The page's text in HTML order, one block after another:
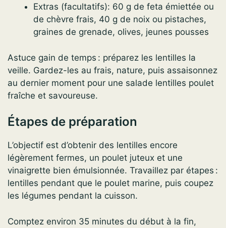
Extras (facultatifs): 60 g de feta émiettée ou
de chèvre frais, 40 g de noix ou pistaches,
graines de grenade, olives, jeunes pousses
Astuce gain de temps : préparez les lentilles la
veille. Gardez-les au frais, nature, puis assaisonnez
au dernier moment pour une salade lentilles poulet
fraîche et savoureuse.
Étapes de préparation
L’objectif est d’obtenir des lentilles encore
légèrement fermes, un poulet juteux et une
vinaigrette bien émulsionnée. Travaillez par étapes :
lentilles pendant que le poulet marine, puis coupez
les légumes pendant la cuisson.
Comptez environ 35 minutes du début à la fin,